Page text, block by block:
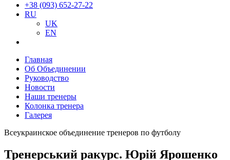
+38 (093) 652-27-22
RU
UK
EN
Главная
Об Объединении
Руководство
Новости
Наши тренеры
Колонка тренера
Галерея
Всеукраинское объединение тренеров по футболу
Тренерський ракурс. Юрій Ярошенко